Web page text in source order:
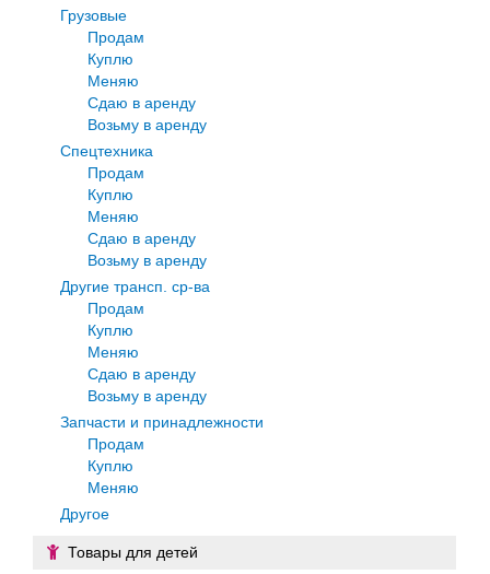
Грузовые
Продам
Куплю
Меняю
Сдаю в аренду
Возьму в аренду
Спецтехника
Продам
Куплю
Меняю
Сдаю в аренду
Возьму в аренду
Другие трансп. ср-ва
Продам
Куплю
Меняю
Сдаю в аренду
Возьму в аренду
Запчасти и принадлежности
Продам
Куплю
Меняю
Другое
Товары для детей